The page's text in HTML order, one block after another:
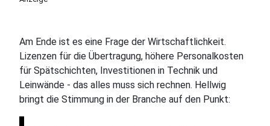
Am Ende ist es eine Frage der Wirtschaftlichkeit.
Lizenzen für die Übertragung, höhere Personalkosten
für Spätschichten, Investitionen in Technik und
Leinwände - das alles muss sich rechnen. Hellwig
bringt die Stimmung in der Branche auf den Punkt: